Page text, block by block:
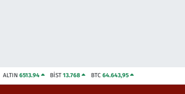
ALTIN 6513.94 BİST13.768 BTC 64.643,95